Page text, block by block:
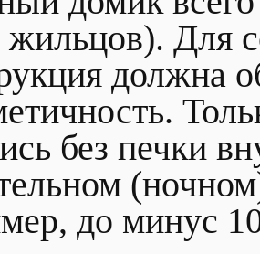
Для
должна
без печки
до минус